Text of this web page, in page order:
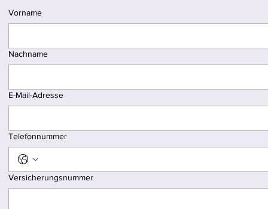
Vorname
Nachname
E-Mail-Adresse
Telefonnummer
Versicherungsnummer